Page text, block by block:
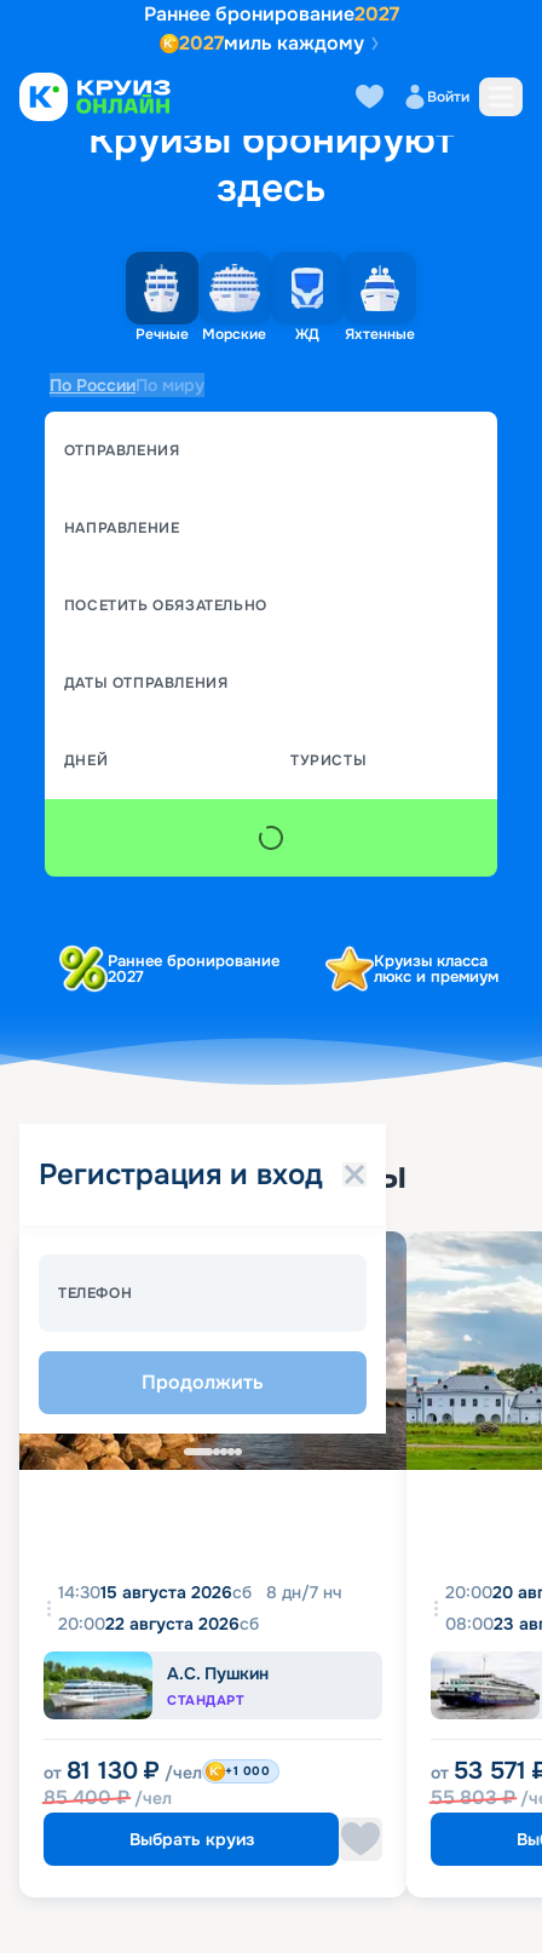
Раннее бронирование2027
2027миль каждому
Войти
Круизы бронируют
здесь
Речные Морские ЖД Яхтенные
По РоссииПо миру
ОТПРАВЛЕНИЯ
НАПРАВЛЕНИЕ
ПОСЕТИТЬ ОБЯЗАТЕЛЬНО
ДАТЫ ОТПРАВЛЕНИЯ
ДНЕЙ ТУРИСТЫ
Раннее бронирование
2027
Круизы класса
люкс и премиум
Регистрация и вход
ТЕЛЕФОН
Продолжить
Популярные круизы
14:3015 августа 2026сб 8 дн/7 нч
20:0022 августа 2026сб
А.С. Пушкин
СТАНДАРТ
от 81 130 ₽ /чел
85 400₽ /чел
+1 000
Выбрать круиз
20:0020
08:0023
от 53 571
55 803₽ /